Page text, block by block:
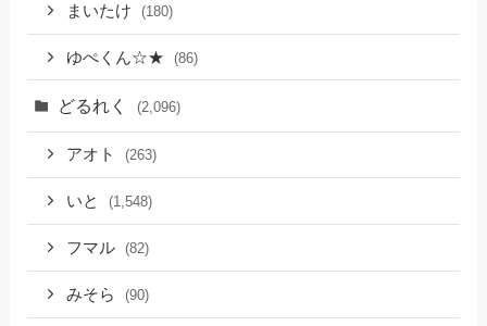
まいたけ (180)
ゆぺくん☆★ (86)
どるれく (2,096)
アオト (263)
いと (1,548)
フマル (82)
みそら (90)